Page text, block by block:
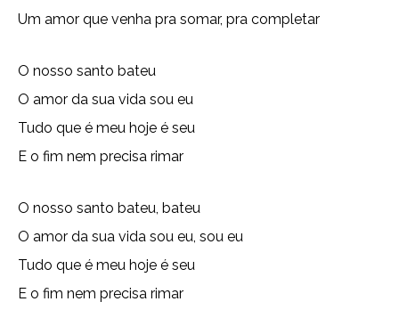
Um amor que venha pra somar, pra completar
O nosso santo bateu
O amor da sua vida sou eu
Tudo que é meu hoje é seu
E o fim nem precisa rimar
O nosso santo bateu, bateu
O amor da sua vida sou eu, sou eu
Tudo que é meu hoje é seu
E o fim nem precisa rimar